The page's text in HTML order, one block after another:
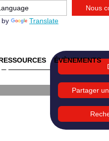
by Translate
Nous
ÉVÈNEMENTS
Partager